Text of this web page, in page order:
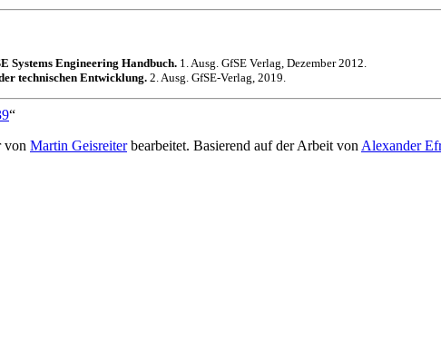
Systems Engineering Handbuch. 1. Ausg. GfSE Verlag, Dezember 2012.
technischen Entwicklung.2. Ausg. GfSE-Verlag, 2019.
“
von Martin Geisreiterbearbeitet. Basierend auf der Arbeit von Alexander